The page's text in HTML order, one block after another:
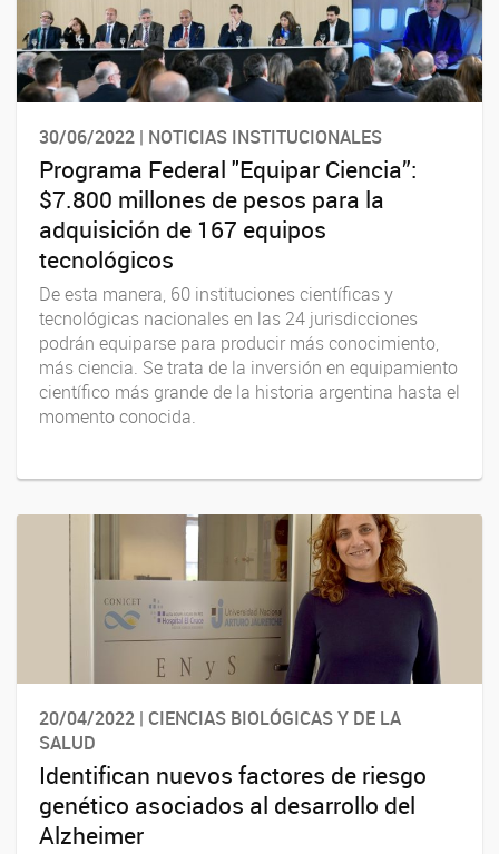
30/06/2022 | NOTICIAS INSTITUCIONALES
Programa Federal "Equipar Ciencia”:
$7.800 millones de pesos para la
adquisición de 167 equipos
tecnológicos
De esta manera, 60 instituciones científicas y
tecnológicas nacionales en las 24 jurisdicciones
podrán equiparse para producir más conocimiento,
más ciencia. Se trata de la inversión en equipamiento
científico más grande de la historia argentina hasta el
momento conocida.
20/04/2022 | CIENCIAS BIOLÓGICAS Y DE LA
SALUD
Identifican nuevos factores de riesgo
genético asociados al desarrollo del
Alzheimer